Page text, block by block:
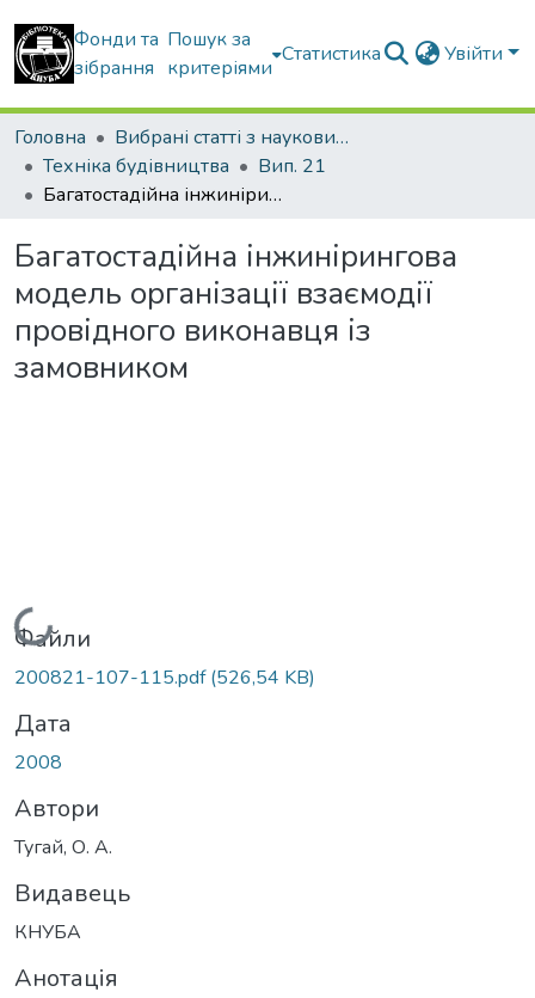
Фонди та
зібрання
Пошук за
критеріями
Статистика Увійти
Головна
Вибрані статті з наукових збірників КНУБА
Техніка будівництва
Вип. 21
Багатостадійна інжинірингова модель організації взаємодії провідного виконавця із замовником
Багатостадійна інжинірингова
модель організації взаємодії
провідного виконавця із
замовником
Вантажиться...
Файли
200821-107-115.pdf(526,54 KB)
Дата
2008
Автори
Тугай, О. А.
Видавець
КНУБА
Анотація